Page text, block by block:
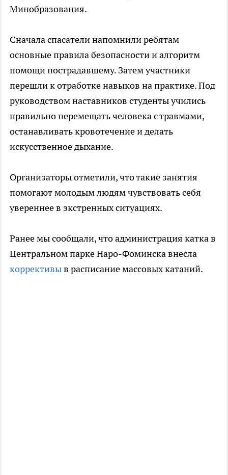
Минобразования.
Сначала спасатели напомнили ребятам
основные правила безопасности и алгоритм
помощи пострадавшему. Затем участники
перешли к отработке навыков на практике. Под
руководством наставников студенты учились
правильно перемещать человека с травмами,
останавливать кровотечение и делать
искусственное дыхание.
Организаторы отметили, что такие занятия
помогают молодым людям чувствовать себя
увереннее в экстренных ситуациях.
Ранее мы сообщали, что администрация катка в
Центральном парке Наро-Фоминска внесла
коррективыв расписание массовых катаний.